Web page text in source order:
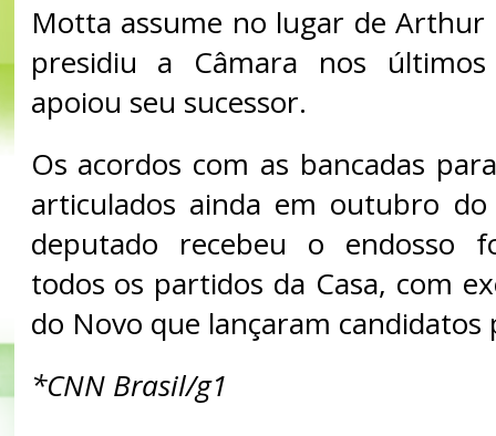
Motta assume no lugar de Arthur
presidiu a Câmara nos
apoiou seu sucessor.
Os acordos com as bancadas
articulados ainda em outubro
deputado recebeu o endosso
todos os partidos da Casa, com
do Novo que lançaram candidatos
*CNN Brasil/g1